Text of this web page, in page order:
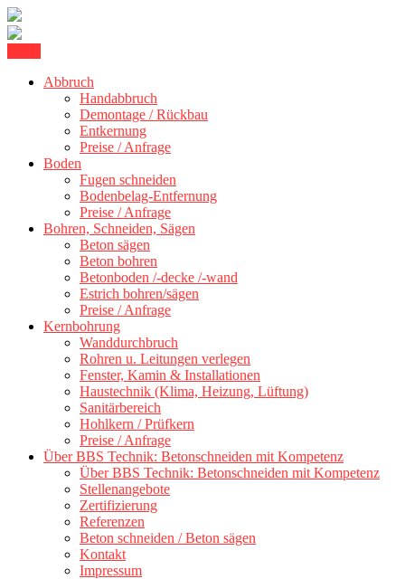
content
Betonschneiden Stuttgart
+ 300 kmAbbruch
Handabbruch
Demontage / Rückbau
Entkernung
Preise / Anfrage
Boden
Fugen schneiden
Bodenbelag-Entfernung
Preise / Anfrage
Bohren, Schneiden, Sägen
Beton sägen
Beton bohren
Betonboden /-decke /-wand
Estrich bohren/sägen
Preise / Anfrage
Kernbohrung
Wanddurchbruch
Rohren u. Leitungen verlegen
Fenster, Kamin & Installationen
Haustechnik (Klima, Heizung, Lüftung)
Sanitärbereich
Hohlkern / Prüfkern
Preise / Anfrage
Über BBS Technik: Betonschneiden mit Kompetenz
Über BBS Technik: Betonschneiden mit Kompetenz
Stellenangebote
Zertifizierung
Referenzen
Beton schneiden / Beton sägen
Kontakt
Impressum